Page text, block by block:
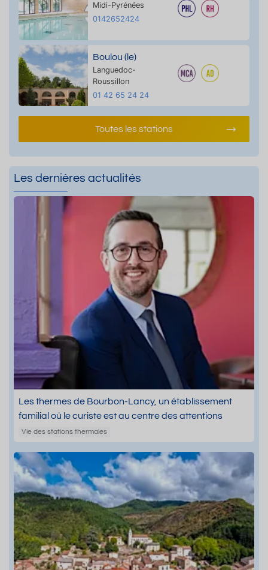
Midi-Pyrénées
0142652424
Boulou (le)
Languedoc-
Roussillon
01 42 65 24 24
Toutes les stations
Les dernières actualités
Les thermes de Bourbon-Lancy, un établissement
familial où le curiste est au centre des attentions
Vie des stations thermales